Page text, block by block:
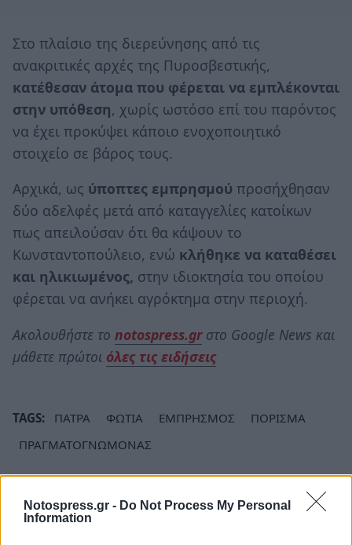
Notospress.gr - Do Not Process My Personal
Information
Στο πλαίσιο της διερεύνησης από τις
ανακριτικές αρχές της Πυροσβεστικής,
κατέθεσαν άτομα που φέρεται να εμπλέκονται
στην υπόθεση, χωρίς ωστόσο επί του παρόντος
να έχει προκύψει κάποιο ενοχοποιητικό
στοιχείο σε βάρος τους.
Αρχικά, ως ύποπτες εμπρησμού προσήχθησαν
δύο αδελφές μετά από καταγγελίες κατοίκων
πως απειλούσαν ότι θα κάψουν το
Κωνσταντοπούλειο, ενώ κλήθηκε να καταθέσει
και ηλικιωμένος, στην ιδιοκτησία του οποίου
φέρεται να ανήκει αγρόκτημα στην περιοχή.
Ακολουθήστε το notospress.grστο Google News και
μάθετε πρώτοι όλες τις ειδήσεις
TAGS: ΠΑΤΡΑ ΦΩΤΙΑ ΕΜΠΡΗΣΜΟΣ
ΠΟΡΙΣΜΑ
ΠΡΑΓΜΑΤΟΓΝΩΜΟΝΑΣ